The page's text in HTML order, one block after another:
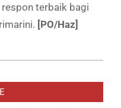
terbaik bagi
[PO/Haz]